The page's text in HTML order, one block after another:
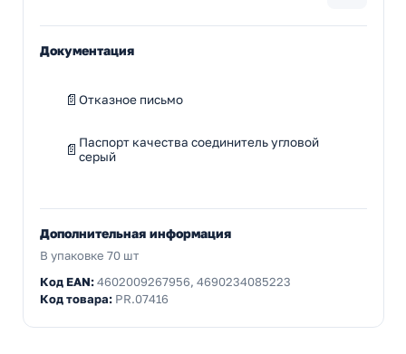
Документация
Отказное письмо
Паспорт качества соединитель угловой
серый
Дополнительная информация
В упаковке 70 шт
Код EAN:4602009267956, 4690234085223
Код товара: PR.07416